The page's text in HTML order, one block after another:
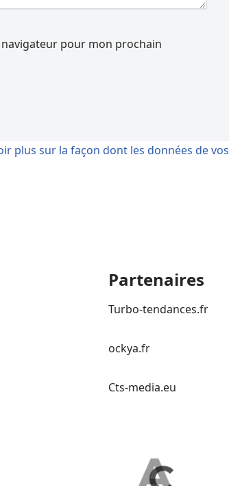
pour mon prochain
plus sur la façon dont les données de vos
Partenaires
Turbo-tendances.fr
ockya.fr
Cts-media.eu